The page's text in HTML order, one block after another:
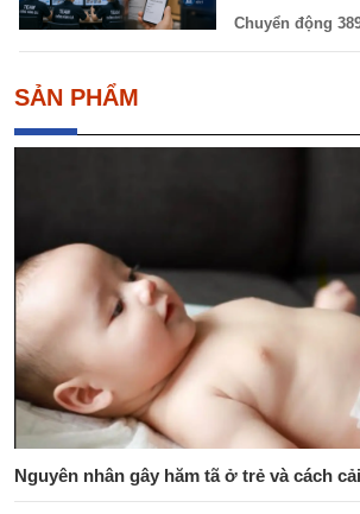
Chuyển động
SẢN PHẨM
Nguyên nhân gây hăm tã ở trẻ và cách